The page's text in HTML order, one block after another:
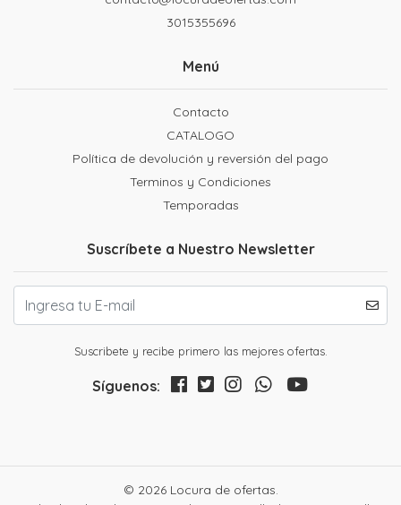
3015355696
Menú
Contacto
CATALOGO
Política de devolución y reversión del pago
Terminos y Condiciones
Temporadas
Suscríbete a Nuestro Newsletter
Suscribete y recibe primero las mejores ofertas.
Síguenos:
© 2026 Locura de ofertas.